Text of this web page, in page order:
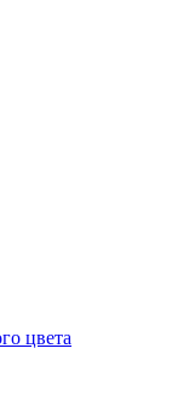
цвета